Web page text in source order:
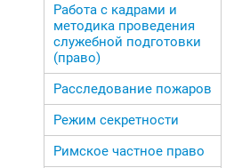
Работа с кадрами и
методика проведения
служебной подготовки
(право)
Расследование пожаров
Режим секретности
Римское частное право